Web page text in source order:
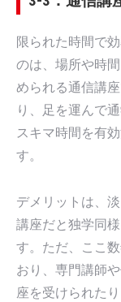
限られた時間で
のは、場所や時
められる通信講
り、足を運んで
スキマ時間を有
す。
デメリットは、
講座だと独学同
す。ただ、ここ
おり、専門講師
座を受けられた